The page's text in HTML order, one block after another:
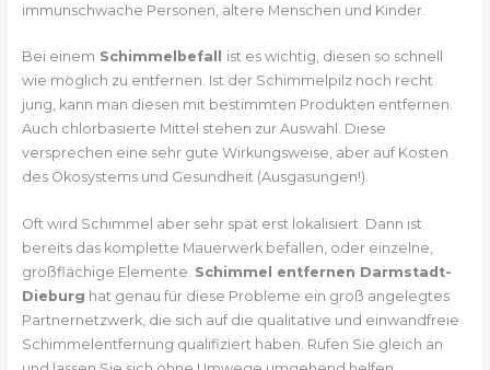
immunschwache Personen, ältere Menschen und Kinder.
Bei einem Schimmelbefall ist es wichtig, diesen so schnell
wie möglich zu entfernen. Ist der Schimmelpilz noch recht
jung, kann man diesen mit bestimmten Produkten entfernen.
Auch chlorbasierte Mittel stehen zur Auswahl. Diese
versprechen eine sehr gute Wirkungsweise, aber auf Kosten
des Ökosystems und Gesundheit (Ausgasungen!).
Oft wird Schimmel aber sehr spät erst lokalisiert. Dann ist
bereits das komplette Mauerwerk befallen, oder einzelne,
großflächige Elemente. Schimmel entfernen Darmstadt-
Dieburg hat genau für diese Probleme ein groß angelegtes
Partnernetzwerk, die sich auf die qualitative und einwandfreie
Schimmelentfernung qualifiziert haben. Rufen Sie gleich an